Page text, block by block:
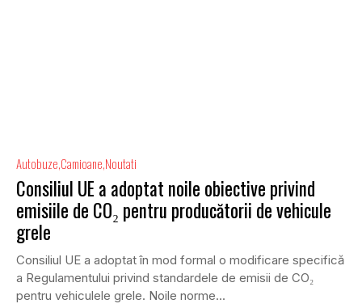
Autobuze Camioane Noutati
Consiliul UE a adoptat noile obiective privind
emisiile de CO₂ pentru producătorii de vehicule
grele
Consiliul UE a adoptat în mod formal o modificare specifică
a Regulamentului privind standardele de emisii de CO₂
pentru vehiculele grele. Noile norme...